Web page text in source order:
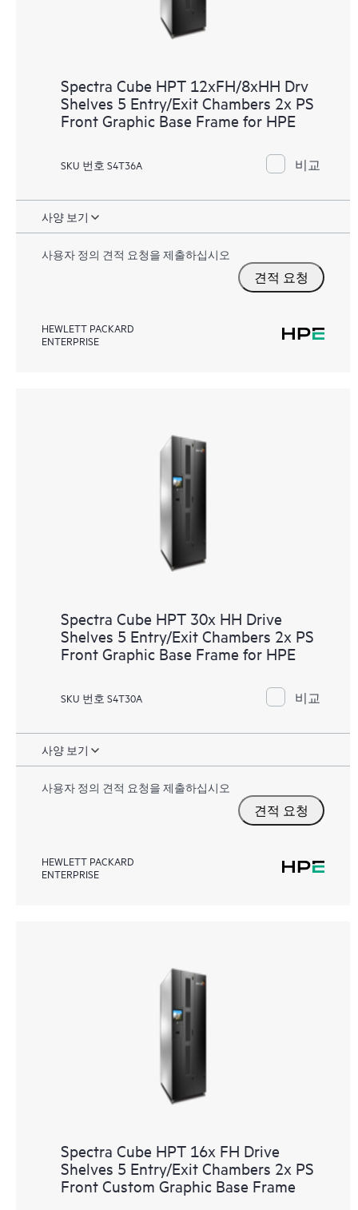
Spectra Cube HPT 12xFH/8xHH Drv
Shelves 5 Entry/Exit Chambers 2x PS
Front Graphic Base Frame for HPE
SKU 번호 S4T36A 비교
사양 보기
사용자 정의 견적 요청을 제출하십시오
견적 요청
HEWLETT PACKARD
ENTERPRISE
Spectra Cube HPT 30x HH Drive
Shelves 5 Entry/Exit Chambers 2x PS
Front Graphic Base Frame for HPE
SKU 번호 S4T30A 비교
사양 보기
사용자 정의 견적 요청을 제출하십시오
견적 요청
HEWLETT PACKARD
ENTERPRISE
Spectra Cube HPT 16x FH Drive
Shelves 5 Entry/Exit Chambers 2x PS
Front Custom Graphic Base Frame